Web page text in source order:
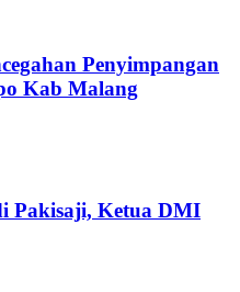
Penyimpangan
Kab Malang
Pakisaji, Ketua DMI